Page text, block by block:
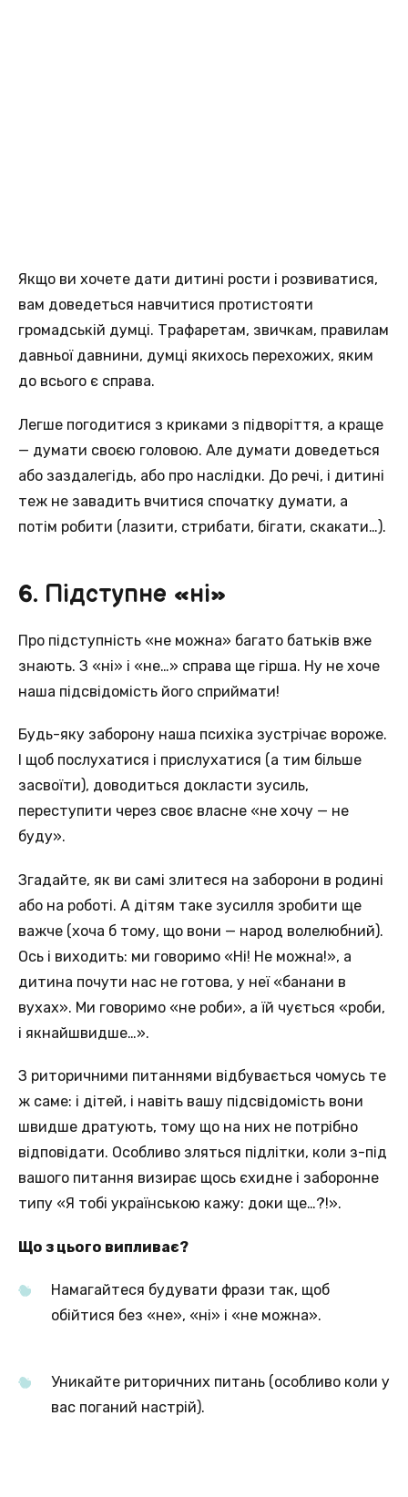
Якщо ви хочете дати дитині рости і розвиватися,
вам доведеться навчитися протистояти
громадській думці. Трафаретам, звичкам, правилам
давньої давнини, думці якихось перехожих, яким
до всього є справа.
Легше погодитися з криками з підворіття, а краще
— думати своєю головою. Але думати доведеться
або заздалегідь, або про наслідки. До речі, і дитині
теж не завадить вчитися спочатку думати, а
потім робити (лазити, стрибати, бігати, скакати…).
6. Підступне «ні»
Про підступність «не можна» багато батьків вже
знають. З «ні» і «не…» справа ще гірша. Ну не хоче
наша підсвідомість його сприймати!
Будь-яку заборону наша психіка зустрічає вороже.
І щоб послухатися і прислухатися (а тим більше
засвоїти), доводиться докласти зусиль,
переступити через своє власне «не хочу — не
буду».
Згадайте, як ви самі злитеся на заборони в родині
або на роботі. А дітям таке зусилля зробити ще
важче (хоча б тому, що вони — народ волелюбний).
Ось і виходить: ми говоримо «Ні! Не можна!», а
дитина почути нас не готова, у неї «банани в
вухах». Ми говоримо «не роби», а їй чується «роби,
і якнайшвидше…».
З риторичними питаннями відбувається чомусь те
ж саме: і дітей, і навіть вашу підсвідомість вони
швидше дратують, тому що на них не потрібно
відповідати. Особливо зляться підлітки, коли з-під
вашого питання визирає щось єхидне і заборонне
типу «Я тобі українською кажу: доки ще…?!».
Що з цього випливає?
Намагайтеся будувати фрази так, щоб
обійтися без «не», «ні» і «не можна».
Уникайте риторичних питань (особливо коли у
вас поганий настрій).